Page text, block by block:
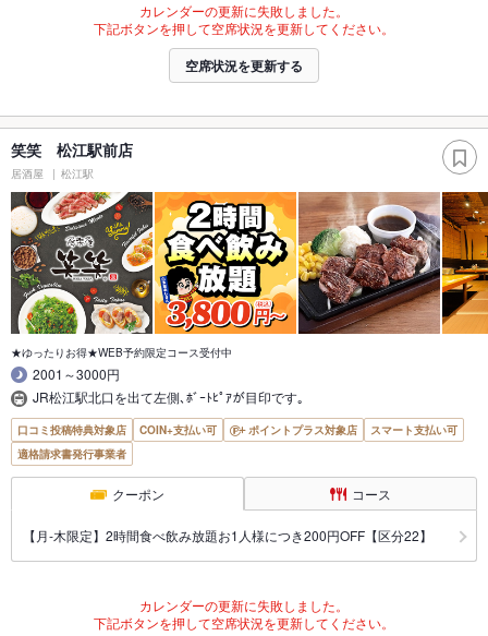
カレンダーの更新に失敗しました。
下記ボタンを押して空席状況を更新してください。
空席状況を更新する
笑笑 松江駅前店
居酒屋 松江駅
★ゆったりお得★WEB予約限定コース受付中
2001～3000円
JR松江駅北口を出て左側､ﾎﾞｰﾄﾋﾟｱが目印です｡
口コミ投稿特典対象店 COIN+支払い可 ポイントプラス対象店
スマート支払い可
適格請求書発行事業者
クーポン コース
【月‐木限定】2時間食べ飲み放題お1人様につき200円OFF【区分22】
カレンダーの更新に失敗しました。
下記ボタンを押して空席状況を更新してください。